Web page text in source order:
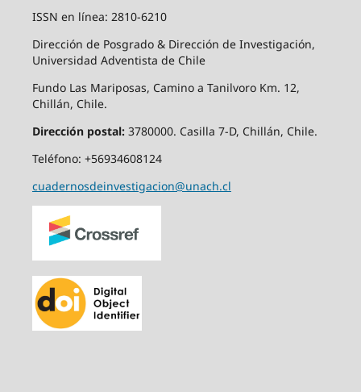
ISSN en línea: 2810-6210
Dirección de Posgrado & Dirección de Investigación,
Universidad Adventista de Chile
Fundo Las Mariposas, Camino a Tanilvoro Km. 12,
Chillán, Chile.
Dirección postal:3780000. Casilla 7-D, Chillán, Chile.
Teléfono: +56934608124
cuadernosdeinvestigacion@unach.cl